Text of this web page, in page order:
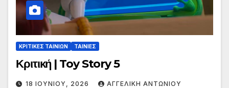
ΚΡΙΤΙΚΕΣ ΤΑΙΝΙΩΝ ΤΑΙΝΙΕΣ
Κριτική | Toy Story 5
18 ΙΟΥΝΊΟΥ, 2026 ΑΓΓΕΛΙΚΉ ΑΝΤΩΝΊΟΥ